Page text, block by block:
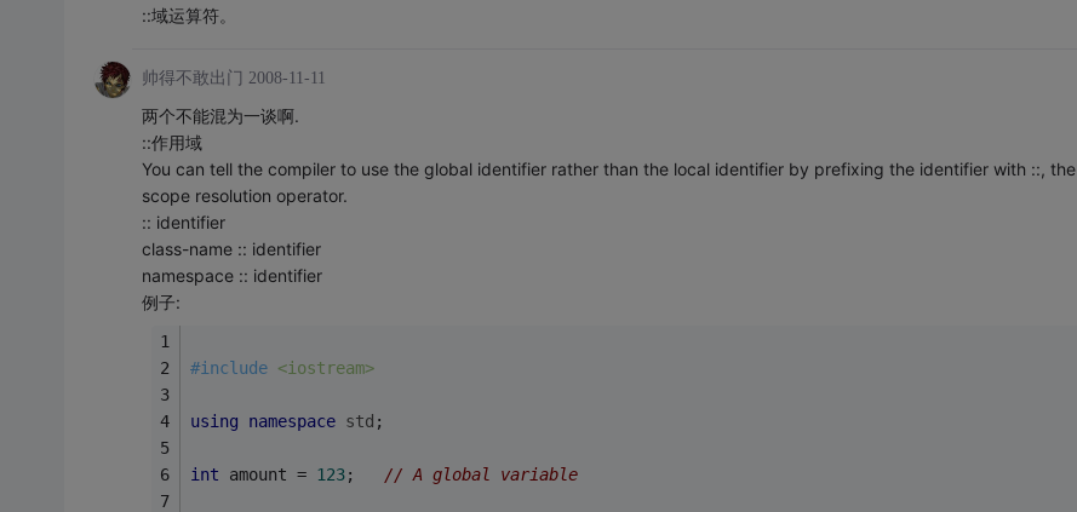
::域运算符。
帅得不敢出门 2008-11-11
两个不能混为一谈啊.
::作用域
You can tell the compiler to use the global identifier rather than the local identifier by prefixing the identifier with ::, the
scope resolution operator.
:: identifier
class-name :: identifier
namespace :: identifier
例子:
#include <iostream>
using namespace std ;
int amount = 123; // A global variable